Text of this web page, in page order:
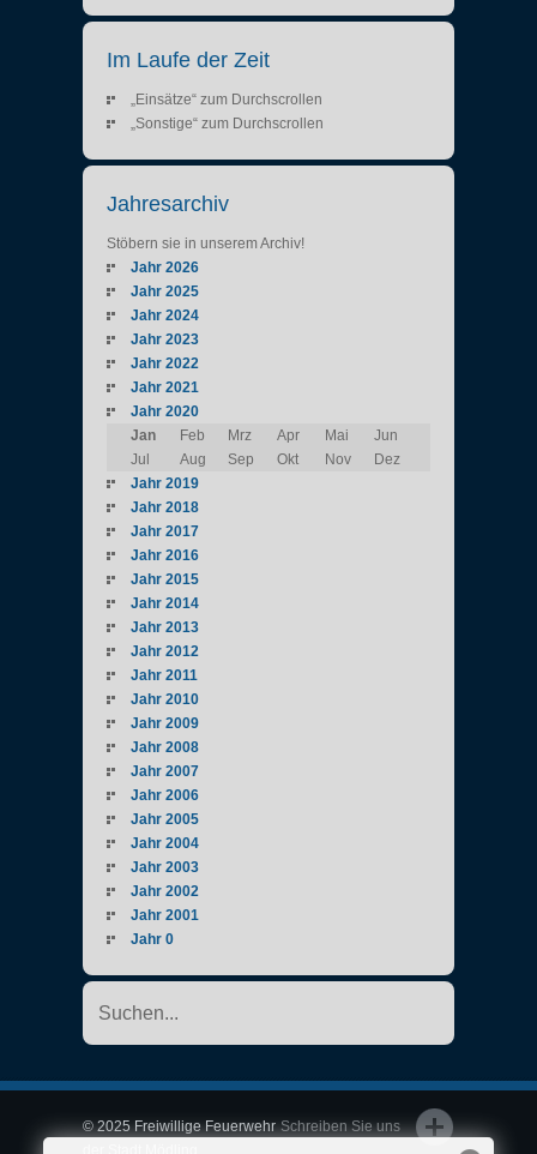
Im Laufe der Zeit
„Einsätze“ zum Durchscrollen
„Sonstige“ zum Durchscrollen
Jahresarchiv
Stöbern sie in unserem Archiv!
Jahr 2026
Jahr 2025
Jahr 2024
Jahr 2023
Jahr 2022
Jahr 2021
Jahr 2020
Jan
Feb Mrz Apr Mai
Jun
Jul
Aug Sep Okt Nov
Dez
Jahr 2019
Jahr 2018
Jahr 2017
Jahr 2016
Jahr 2015
Jahr 2014
Jahr 2013
Jahr 2012
Jahr 2011
Jahr 2010
Jahr 2009
Jahr 2008
Jahr 2007
Jahr 2006
Jahr 2005
Jahr 2004
Jahr 2003
Jahr 2002
Jahr 2001
Jahr 0
Schreiben Sie uns
© 2025 Freiwillige Feuerwehr